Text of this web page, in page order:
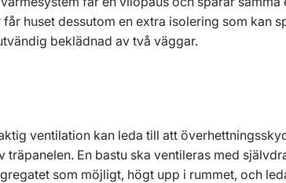
huset dessutom en extra isolering som kan
beklädnad av två väggar.
ventilation kan leda till att
En bastu ska ventileras med
som möjligt, högt upp i rummet, och